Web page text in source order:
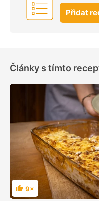
Přidat
Články s tímto
Hodnocení
9×